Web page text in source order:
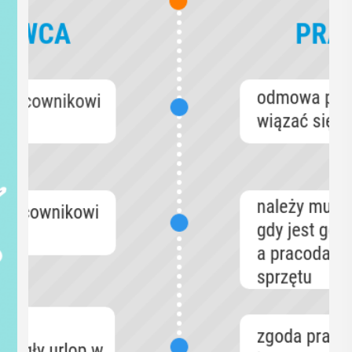
Muzeów.
Program ...
MAJ
19:00 - 23:00
Noc Muzeów w
Magistracie
Już w najbliższy piątek Myślenice
ponownie dołączą do wyjątkowej akcji
Noc Muzeów. To jedna z tych nocy,
kiedy znane miejsca pokazują się z
zupełnie innej ...
POKAŻ SZCZEGÓŁY